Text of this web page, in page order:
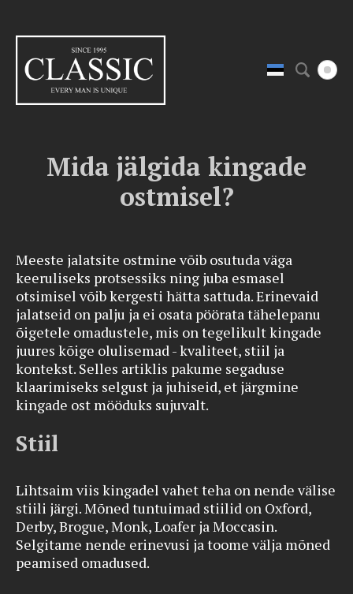
Mida jälgida kingade
ostmisel?
Meeste jalatsite ostmine võib osutuda väga
keeruliseks protsessiks ning juba esmasel
otsimisel võib kergesti hätta sattuda. Erinevaid
jalatseid on palju ja ei osata pöörata tähelepanu
õigetele omadustele, mis on tegelikult kingade
juures kõige olulisemad - kvaliteet, stiil ja
kontekst. Selles artiklis pakume segaduse
klaarimiseks selgust ja juhiseid, et järgmine
kingade ost mööduks sujuvalt.
Stiil
Lihtsaim viis kingadel vahet teha on nende välise
stiili järgi. Mõned tuntuimad stiilid on Oxford,
Derby, Brogue, Monk, Loafer ja Moccasin.
Selgitame nende erinevusi ja toome välja mõned
peamised omadused.